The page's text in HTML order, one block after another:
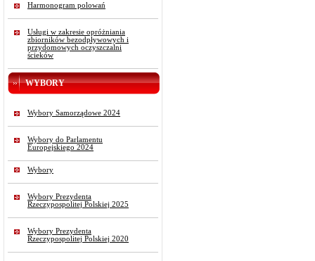
Harmonogram polowań
Usługi w zakresie opróżniania
zbiorników bezodpływowych i
przydomowych oczyszczalni
ścieków
WYBORY
Wybory Samorządowe 2024
Wybory do Parlamentu
Europejskiego 2024
Wybory
Wybory Prezydenta
Rzeczypospolitej Polskiej 2025
Wybory Prezydenta
Rzeczypospolitej Polskiej 2020